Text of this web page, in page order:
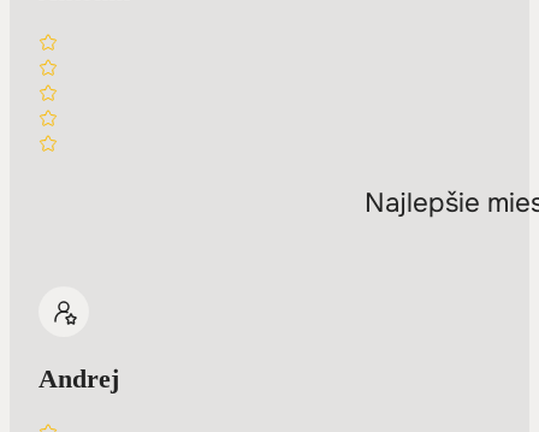
Najlepšie
Andrej